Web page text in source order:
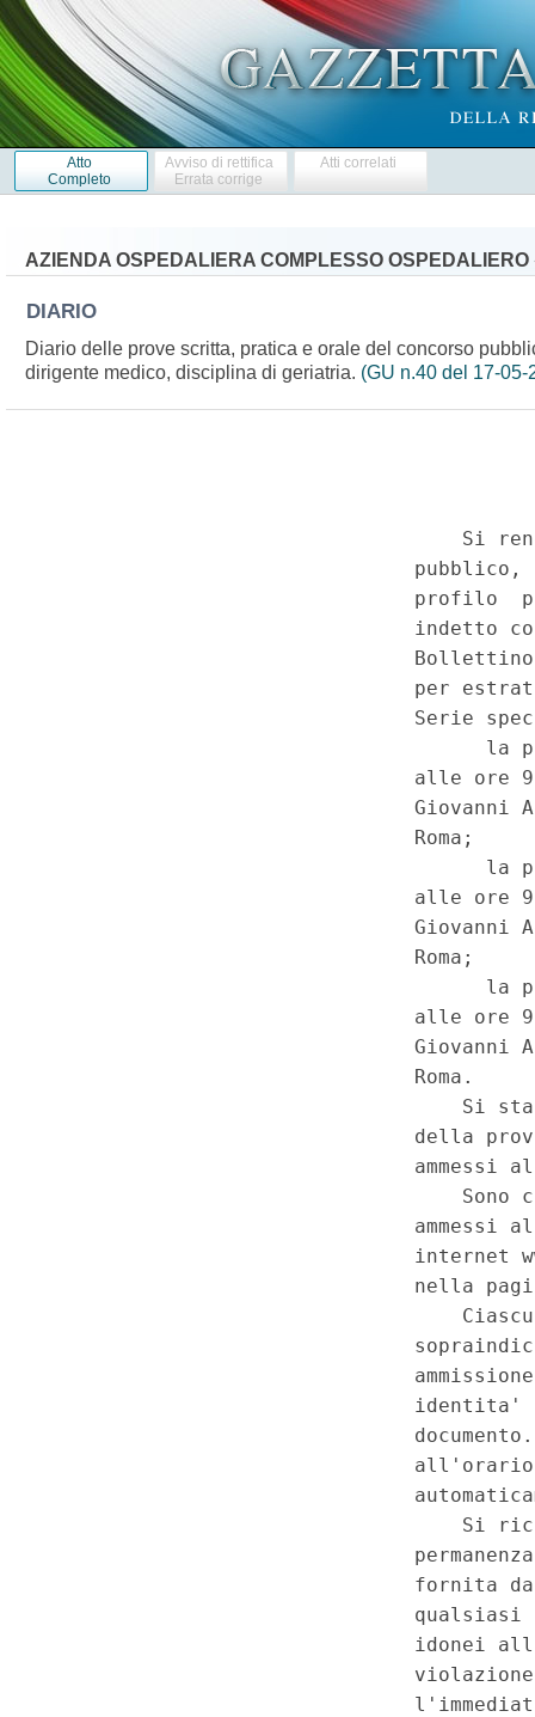
Atto
Completo
Avviso di rettifica
Errata corrige
Atti correlati
AZIENDA OSPEDALIERA COMPLESSO
DIARIO
Diario delle prove scritta, pratica e orale del concorso
dirigente medico, disciplina di geriatria. (GU n.40 del 17-05-